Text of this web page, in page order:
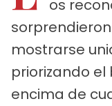
os
mostrarse
priorizando
encima de